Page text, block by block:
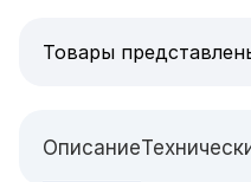
Товары
Описание